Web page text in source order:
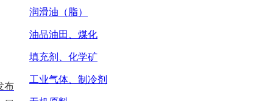
润滑油（脂）
油品油田、煤化
填充剂、化学矿
工业气体、制冷剂
布